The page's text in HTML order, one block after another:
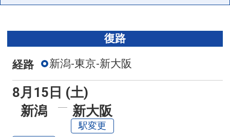
復路
経路 新潟-東京-新大阪
8月15日 (土)
新潟
新大阪
駅変更